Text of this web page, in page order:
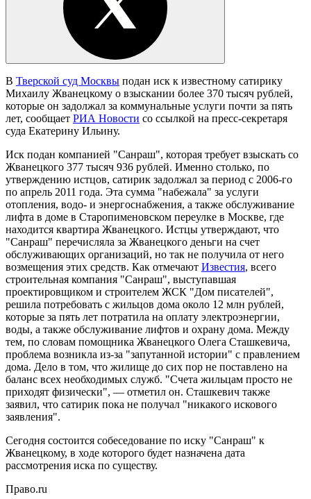
В Тверской суд Москвы подан иск к известному сатирику
Михаилу Жванецкому о взыскании более 370 тысяч рублей,
которые он задолжал за коммунальные услуги почти за пять
лет, сообщает РИА Новости со ссылкой на пресс-секретаря
суда Екатерину Ильину.
Иск подан компанией "Санраш", которая требует взыскать со
Жванецкого 377 тысяч 936 рублей. Именно столько, по
утверждению истцов, сатирик задолжал за период с 2006-го
по апрель 2011 года. Эта сумма "набежала" за услуги
отопления, водо- и энергоснабжения, а также обслуживание
лифта в доме в Старопименовском переулке в Москве, где
находится квартира Жванецкого. Истцы утверждают, что
"Санраш" перечисляла за Жванецкого деньги на счет
обслуживающих организаций, но так не получила от него
возмещения этих средств. Как отмечают Известия, всего
строительная компания "Санраш", выступавшая
проектировщиком и строителем ЖСК "Дом писателей",
решила потребовать с жильцов дома около 12 млн рублей,
которые за пять лет потратила на оплату электроэнергии,
воды, а также обслуживание лифтов и охрану дома. Между
тем, по словам помощника Жванецкого Олега Сташкевича,
проблема возникла из-за "запутанной истории" с правлением
дома. Дело в том, что жилище до сих пор не поставлено на
баланс всех необходимых служб. "Счета жильцам просто не
приходят физически", — отметил он. Сташкевич также
заявил, что сатирик пока не получал "никакого искового
заявления".
Сегодня состоится собеседование по иску "Санраш" к
Жванецкому, в ходе которого будет назначена дата
рассмотрения иска по существу.
Право.ru